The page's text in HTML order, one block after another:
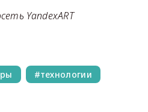
YandexART
технологии